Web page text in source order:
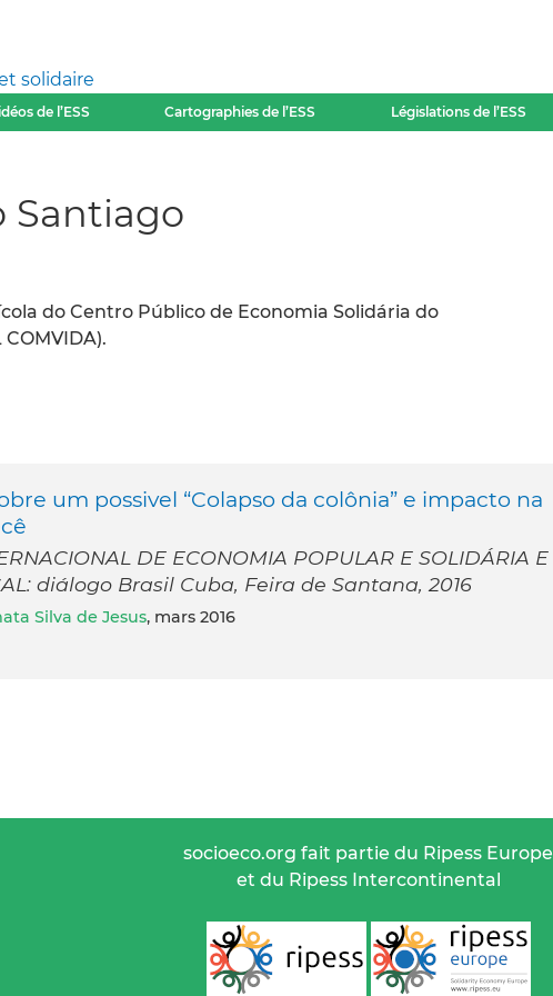
solidaire
de l’ESS Cartographies de l’ESS Législations de l’ESS
Santiago
do Centro Público de Economia Solidária do
um possivel “Colapso da colônia” e impacto na
DE ECONOMIA POPULAR E SOLIDÁRIA E
diálogo Brasil Cuba, Feira de Santana, 2016
Silva de Jesus, mars 2016
socioeco.org fait partie du Ripess Europe
et du Ripess Intercontinental